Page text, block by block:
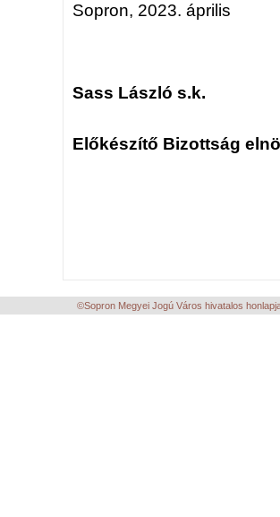
Sopron, 2023. április
Sass László s.k.
Előkészítő Bizottság
©Sopron Megyei Jogú Város hivatalos